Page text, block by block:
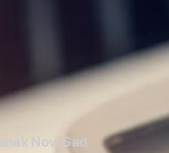
Novi Sad